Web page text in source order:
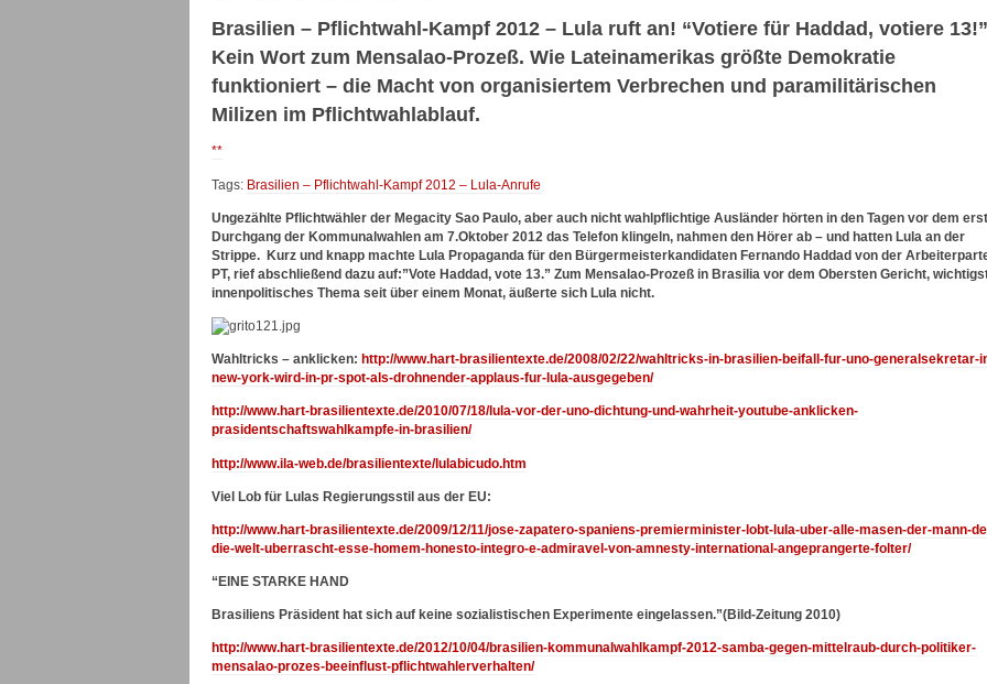
Brasilien – Pflichtwahl-Kampf 2012 – Lula ruft an! “Votiere für Haddad, votiere 13!”
Kein Wort zum Mensalao-Prozeß. Wie Lateinamerikas größte Demokratie
funktioniert – die Macht von organisiertem Verbrechen und paramilitärischen
Milizen im Pflichtwahlablauf.
**
Tags: Brasilien – Pflichtwahl-Kampf 2012 – Lula-Anrufe
Ungezählte Pflichtwähler der Megacity Sao Paulo, aber auch nicht wahlpflichtige Ausländer hörten in den Tagen vor dem
Durchgang der Kommunalwahlen am 7.Oktober 2012 das Telefon klingeln, nahmen den Hörer ab – und hatten Lula an der
Strippe. Kurz und knapp machte Lula Propaganda für den Bürgermeisterkandidaten Fernando Haddad von der
PT, rief abschließend dazu auf:”Vote Haddad, vote 13.” Zum Mensalao-Prozeß in Brasilia vor dem Obersten Gericht,
innenpolitisches Thema seit über einem Monat, äußerte sich Lula nicht.
Wahltricks – anklicken: http://www.hart-brasilientexte.de/2008/02/22/wahltricks-in-brasilien-beifall-fur-uno-generalsekretar-
new-york-wird-in-pr-spot-als-drohnender-applaus-fur-lula-ausgegeben/
http://www.hart-brasilientexte.de/2010/07/18/lula-vor-der-uno-dichtung-und-wahrheit-youtube-anklicken-
prasidentschaftswahlkampfe-in-brasilien/
http://www.ila-web.de/brasilientexte/lulabicudo.htm
Viel Lob für Lulas Regierungsstil aus der EU:
http://www.hart-brasilientexte.de/2009/12/11/jose-zapatero-spaniens-premierminister-lobt-lula-uber-alle-masen-der-mann-
die-welt-uberrascht-esse-homem-honesto-integro-e-admiravel-von-amnesty-international-angeprangerte-folter/
“EINE STARKE HAND
Brasiliens Präsident hat sich auf keine sozialistischen Experimente eingelassen.”(Bild-Zeitung 2010)
http://www.hart-brasilientexte.de/2012/10/04/brasilien-kommunalwahlkampf-2012-samba-gegen-mittelraub-durch-politiker-
mensalao-prozes-beeinflust-pflichtwahlerverhalten/